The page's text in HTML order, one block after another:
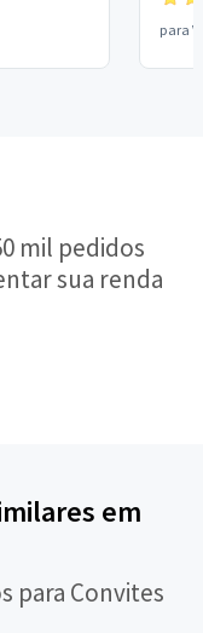
para
mil pedidos
sua renda
em
para Convites